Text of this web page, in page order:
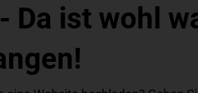
Da ist wohl